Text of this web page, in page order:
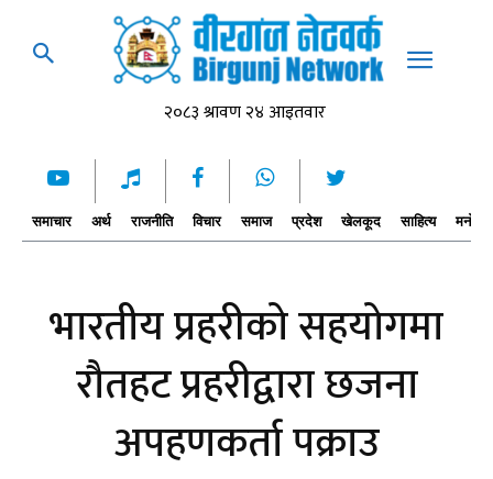
समाचार अर्थ राजनीति विचार समाज प्रदेश खेलकूद साहित्य
भारतीय प्रहरीको सहयोगमा
रौतहट प्रहरीद्वारा छजना
अपहणकर्ता पक्राउ